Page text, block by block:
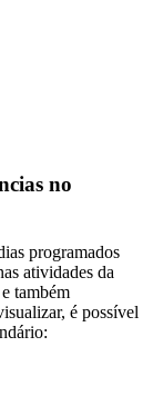
no
programados
atividades da
também
é possível